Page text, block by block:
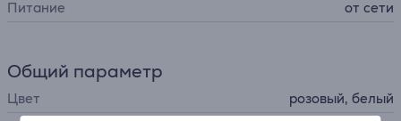
Питание от сети
Общий параметр
Цвет
розовый, белый